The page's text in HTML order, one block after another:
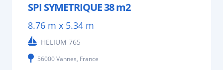
SPI SYMETRIQUE 38 m2
8.76 m x 5.34 m
HELIUM 765
56000 Vannes, France